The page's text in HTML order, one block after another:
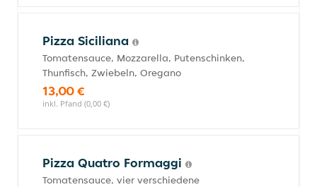
Pizza Siciliana
Tomatensauce, Mozzarella, Putenschinken,
Thunfisch, Zwiebeln, Oregano
13,00 €
inkl. Pfand (0,00 €)
Pizza Quatro Formaggi
Tomatensauce, vier verschiedene